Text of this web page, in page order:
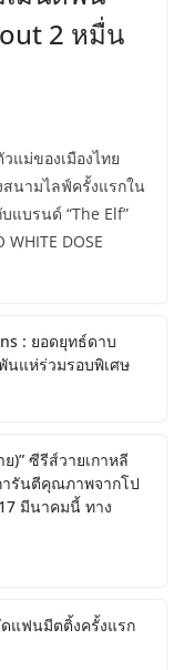
out 2 หมื่น
แม่ของเมืองไทย
สนามไลฟ์ครั้งแรกใน
แบรนด์ “The Elf”
DOSE
: ยอดยุทธ์ดาบ
นแห่ร่วมรอบพิเศษ
)” ซีรีส์วายเกาหลี
ารันตีคุณภาพจากโป
มีนาคมนี้ ทาง
แฟนมีตติ้งครั้งแรก